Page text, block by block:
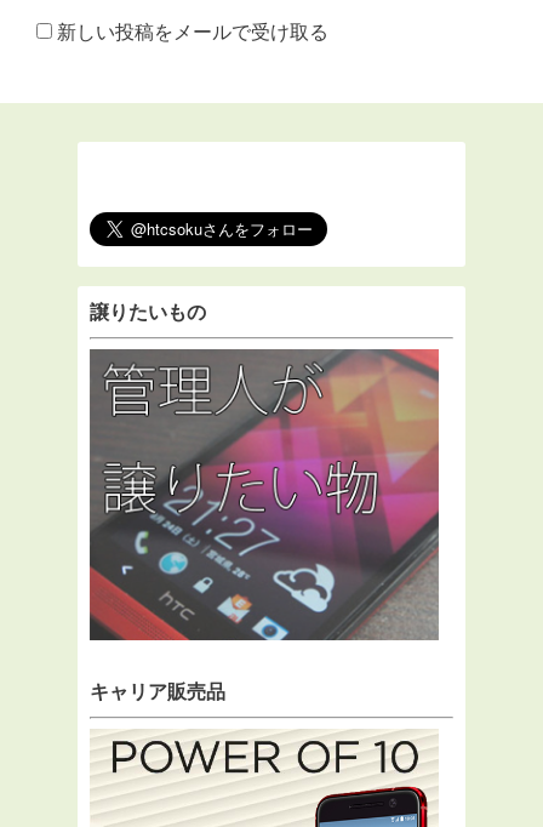
新しい投稿をメールで受け取る
譲りたいもの
キャリア販売品